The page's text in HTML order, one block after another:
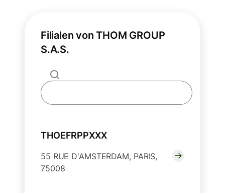
Filialen von THOM GROUP
S.A.S.
THOEFRPPXXX
55 RUE D'AMSTERDAM, PARIS,
75008